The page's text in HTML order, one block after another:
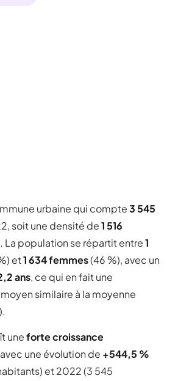
urbaine qui compte3 545
soit une densité de1 516
. La population se répartit entre1
et1 634 femmes(46 %), avec un
ans, ce qui en fait une
similaire à la moyenne
uneforte croissance
avec une évolution de +544,5 %
et 2022 (3 545